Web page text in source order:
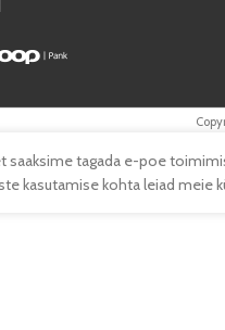
saaksime tagada e-poe
kasutamise kohta leiad meie